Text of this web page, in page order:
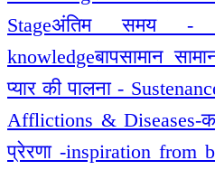
Stageअंतिम समय -
knowledgeबापसामान
प्यार की पालना -
Afflictions & Diseases-
प्रेरणा -inspiration from